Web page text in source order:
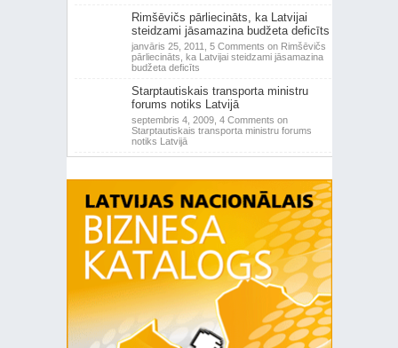
Rimšēvičs pārliecināts, ka Latvijai
steidzami jāsamazina budžeta deficīts
janvāris 25, 2011, 5 Comments on Rimšēvičs
pārliecināts, ka Latvijai steidzami jāsamazina
budžeta deficīts
Starptautiskais transporta ministru
forums notiks Latvijā
septembris 4, 2009, 4 Comments on
Starptautiskais transporta ministru forums
notiks Latvijā